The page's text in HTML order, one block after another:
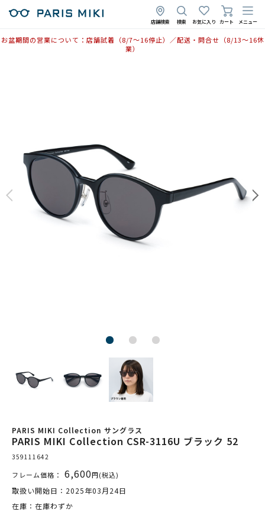
店舗検索 検索 お気に入り カート メニュー
お盆期間の営業について：店舗試着（8/7〜16停止）／配送・問合せ（8/13〜16休
業）
PARIS MIKI Collection サングラス
PARIS MIKI Collection CSR-3116U ブラック 52
359111642
フレーム価格： 6,600円(税込)
取扱い開始日：2025年03月24日
在庫：在庫わずか